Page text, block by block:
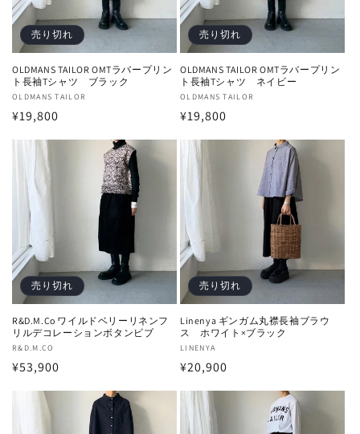
売り切れ
OLDMANS TAILOR OMTラバープリン
ト長袖Tシャツ ブラック
販
売
OLDMANS TAILOR
通
¥19,800
売り切れ
OLDMANS TAILOR OMTラバープリン
ト長袖Tシャツ ネイビー
販
売
OLDMANS TAILOR
通
価
¥19,800
売り切れ
R&D.M.Co ワイルドベリーリネンフ
リルデコレーションボタンビブ
販
売
R&D.M.CO
通
¥53,900
売り切れ
Linenya ギンガム丸襟長袖ブラウ
ス ホワイト×ブラック
販
売
LINENYA
通
格
¥20,900